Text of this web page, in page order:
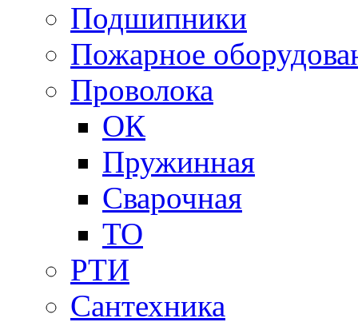
Подшипники
Пожарное
Проволока
ОК
Пружинная
Сварочная
ТО
РТИ
Сантехника